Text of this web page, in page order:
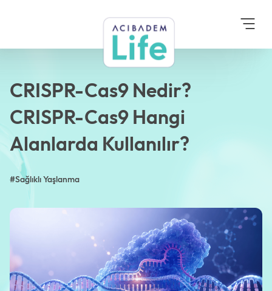
Sağlıklı Yaşlanma
CRISPR-Cas9 Hangi
Alanlarda Kullanılır?
CRISPR-Cas9 Nedir?
CRISPR-Cas9 Hangi
Alanlarda Kullanılır?
#Sağlıklı Yaşlanma